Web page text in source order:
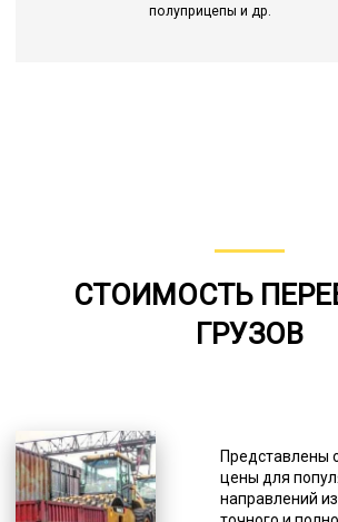
полуприцепы и др.
СТОИМОСТЬ
ГРУЗОВ
Представлены
цены для
направлений